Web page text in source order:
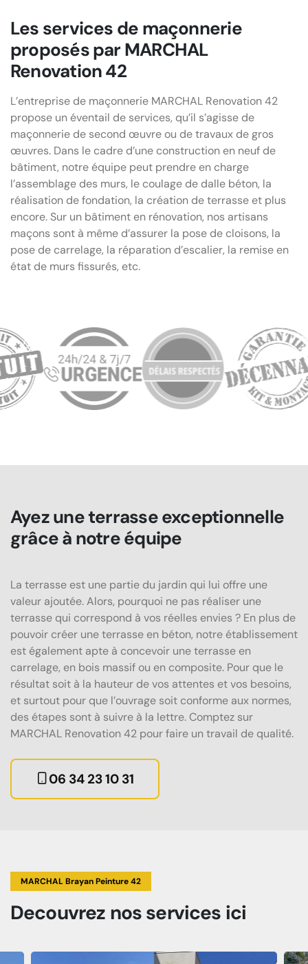
Les services de maçonnerie
proposés par MARCHAL
Renovation 42
L’entreprise de maçonnerie MARCHAL Renovation 42
propose un éventail de services, qu’il s’agisse de
maçonnerie de second œuvre ou de travaux de gros
œuvres. Dans le cadre d’une construction en neuf de
bâtiment, notre équipe peut prendre en charge
l’assemblage des murs, le coulage de dalle béton, la
réalisation de fondation, la création de terrasse et plus
encore. Sur un bâtiment en rénovation, nos artisans
maçons sont à même d’assurer la pose de cloisons, la
pose de carrelage, la réparation d’escalier, la remise en
état de murs fissurés, etc.
Ayez une terrasse exceptionnelle
grâce à notre équipe
La terrasse est une partie du jardin qui lui offre une
valeur ajoutée. Alors, pourquoi ne pas réaliser une
terrasse qui correspond à vos réelles envies ? En plus de
pouvoir créer une terrasse en béton, notre établissement
est également apte à concevoir une terrasse en
carrelage, en bois massif ou en composite. Pour que le
résultat soit à la hauteur de vos attentes et vos besoins,
et surtout pour que l’ouvrage soit conforme aux normes,
des étapes sont à suivre à la lettre. Comptez sur
MARCHAL Renovation 42 pour faire un travail de qualité.
06 34 23 10 31
MARCHAL Brayan Peinture 42
Decouvrez nos services ici